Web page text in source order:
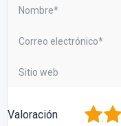
Valoración 2